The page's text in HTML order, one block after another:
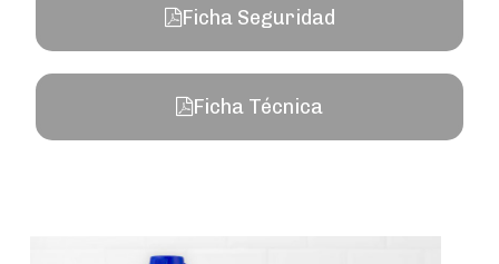
Ficha Seguridad
Ficha Técnica